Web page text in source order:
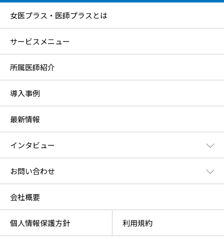
女医プラス・医師プラスとは
サービスメニュー
所属医師紹介
導入事例
最新情報
インタビュー
お問い合わせ
会社概要
個人情報保護方針 利用規約